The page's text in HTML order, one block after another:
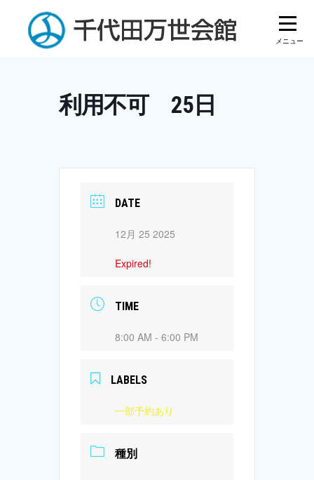
content
利用不可 25日
DATE
12月 25 2025
Expired!
TIME
8:00 AM - 6:00 PM
LABELS
一部予約あり
種別